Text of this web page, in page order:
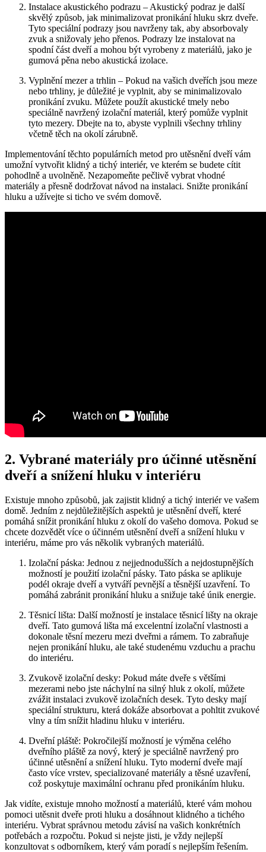
Instalace akustického podrazu ⁤– Akustický podraz je další
skvělý způsob, jak⁢ minimalizovat pronikání ⁤hluku skrz dveře.
Tyto speciální podrazy jsou navrženy tak, aby absorbovaly
zvuk a snižovaly jeho přenos. ⁣Podrazy lze instalovat na⁢
spodní část ​dveří a mohou být vyrobeny z materiálů, jako je
⁤gumová pěna ⁤nebo akustická izolace.
Vyplnění mezer⁣ a trhlin – Pokud​ na vašich dveřích‌ jsou meze⁢
nebo trhliny, je důležité je vyplnit, aby se minimalizovalo​
pronikání zvuku. Můžete použít akustické tmely‍ nebo
‌speciálně navržený izolační materiál, který pomůže vyplnit
tyto mezery. Dbejte‍ na to, abyste vyplnili všechny trhliny
včetně těch na okolí zárubně.
Implementování⁢ těchto populárních metod pro utěsnění dveří vám
umožní vytvořit klidný a⁢ tichý interiér, ve⁢ kterém se budete cítit
‍pohodlně a uvolněně. Nezapomeňte pečlivě vybrat vhodné
materiály a přesně dodržovat návod na instalaci. Snižte ‌pronikání
⁣hluku a užívejte si ⁢ticho ⁢ve svém‍ domově.
2. Vybrané materiály pro účinné utěsnění
dveří a snížení hluku v interiéru
Existuje mnoho způsobů, jak zajistit klidný a tichý ⁣interiér⁤ ve vašem
domě. Jedním z⁢ nejdůležitějších‌ aspektů je utěsnění dveří, které
pomáhá snížit pronikání hluku z okolí do ⁣vašeho domova. Pokud se ​
chcete dozvědět ​více o účinném utěsnění dveří a snížení ‌hluku ‌v
interiéru, máme⁣ pro vás několik vybraných materiálů.
Izolační páska: Jednou⁢ z nejjednodušších a nejdostupnějších
možností je použití izolační pásky. Tato páska⁤ se ‍aplikuje
podél okraje dveří a vytváří pevnější‌ a těsnější uzavření. ​To
pomáhá zabránit pronikání hluku a snižuje ⁣také únik energie.
Těsnicí lišta: Další možností je instalace těsnicí lišty na okraje
dveří. Tato gumová lišta má excelentní izolační vlastnosti a
dokonale těsní mezeru mezi dveřmi a rámem. To ‌zabraňuje
nejen pronikání hluku, ale také ⁣studenému vzduchu a prachu
do interiéru.
Zvukově izolační desky: Pokud⁤ máte dveře s ​většími
mezerami nebo jste náchylní na silný ‌hluk z okolí, můžete⁣
zvážit instalaci zvukově izolačních⁣ desek. Tyto desky mají
speciální strukturu,⁣ která dokáže absorbovat a pohltit zvukové
vlny a tím snížit hladinu hluku‌ v interiéru.
Dveřní pláště: Pokročilejší možností je výměna celého
dveřního pláště za nový, ⁣který je speciálně navržený ⁢pro
účinné utěsnění a snížení hluku. Tyto moderní dveře mají
často více vrstev, specializované materiály a těsné uzavření,
což poskytuje ​maximální ochranu před pronikáním hluku.
Jak ‍vidíte, existuje mnoho ‌možností a materiálů, které vám mohou
pomoci utěsnit dveře⁣ proti hluku a dosáhnout klidného a tichého
interiéru. Vybrat správnou​ metodu závisí na vašich konkrétních
⁢potřebách a rozpočtu. Pokud ⁢si nejste jisti, je vždy nejlepší
konzultovat s odborníkem, který vám ‌poradí s nejlepším řešením.